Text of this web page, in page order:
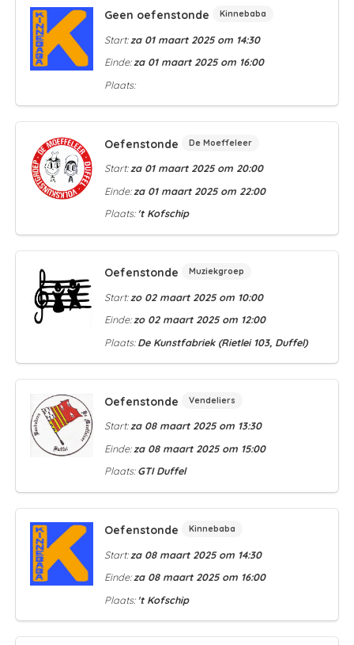
Geen oefenstonde Kinnebaba
Start:za 01 maart 2025 om 14:30
Einde:za 01 maart 2025 om 16:00
Plaats:
Oefenstonde De Moeffeleer
Start:za 01 maart 2025 om 20:00
Einde:za 01 maart 2025 om 22:00
Plaats:'t Kofschip
Oefenstonde Muziekgroep
Start:zo 02 maart 2025 om 10:00
Einde:zo 02 maart 2025 om 12:00
Plaats:De Kunstfabriek (Rietlei 103, Duffel)
Oefenstonde Vendeliers
Start:za 08 maart 2025 om 13:30
Einde:za 08 maart 2025 om 15:00
Plaats:GTI Duffel
Oefenstonde Kinnebaba
Start:za 08 maart 2025 om 14:30
Einde:za 08 maart 2025 om 16:00
Plaats:'t Kofschip